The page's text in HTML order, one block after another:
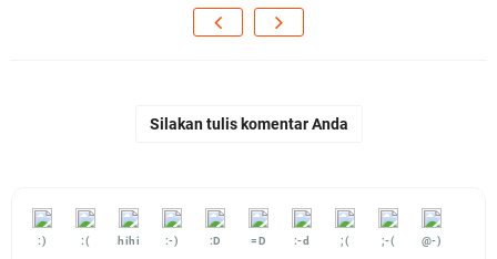
Silakan tulis komentar Anda
:) :( hihi :-) :D =D :-d ;( ;-( @-)